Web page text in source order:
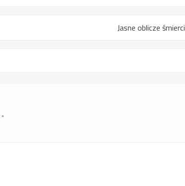
Jasne oblicze śmierci
*